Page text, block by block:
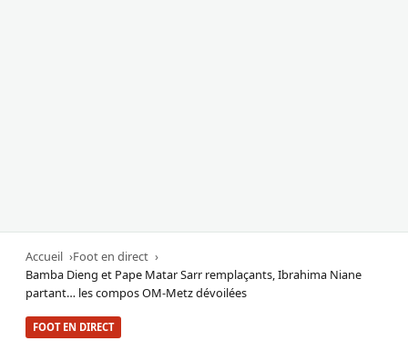
Accueil
Foot en direct
Bamba Dieng et Pape Matar Sarr remplaçants, Ibrahima Niane
partant… les compos OM-Metz dévoilées
FOOT EN DIRECT